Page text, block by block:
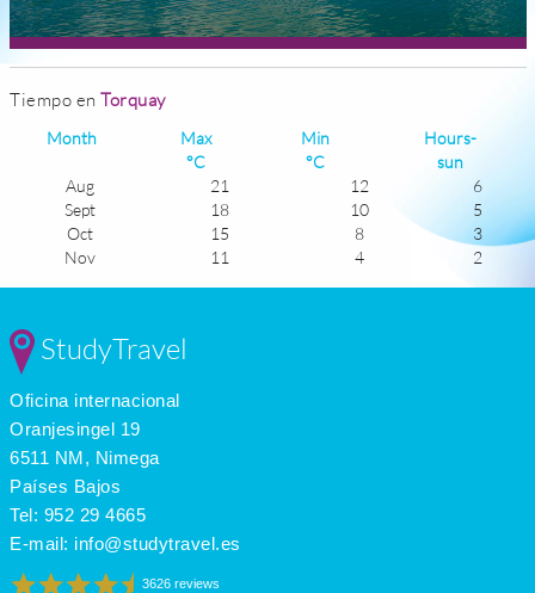
Tiempo en Torquay
Month
Max
°C
Min
°C
Hours-
sun
Aug
21 12
6
Sept
18 10
5
Oct
15 8
3
Nov
11 4
2
Mar
May
June
July
StudyTravel
Oficina internacional
Oranjesingel 19
6511 NM, Nimega
Países Bajos
Tel: 952 29 4665
E-mail: info@studytravel.es
3626 reviews